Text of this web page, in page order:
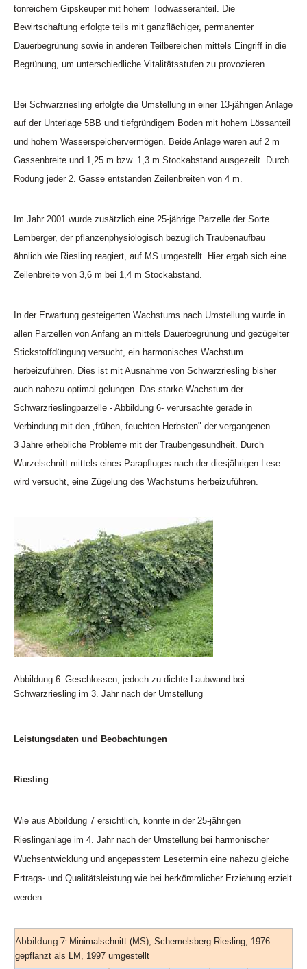
tonreichem Gipskeuper mit hohem Todwasseranteil. Die
Bewirtschaftung erfolgte teils mit ganzflächiger, permanenter
Dauerbegrünung sowie in anderen Teilbereichen mittels Eingriff in die
Begrünung, um unterschiedliche Vitalitätsstufen zu provozieren.
Bei Schwarzriesling erfolgte die Umstellung in einer 13-jährigen Anlage
auf der Unterlage 5BB und tiefgründigem Boden mit hohem Lössanteil
und hohem Wasserspeichervermögen. Beide Anlage waren auf 2 m
Gassenbreite und 1,25 m bzw. 1,3 m Stockabstand ausgezeilt. Durch
Rodung jeder 2. Gasse entstanden Zeilenbreiten von 4 m.
Im Jahr 2001 wurde zusätzlich eine 25-jährige Parzelle der Sorte
Lemberger, der pflanzenphysiologisch bezüglich Traubenaufbau
ähnlich wie Riesling reagiert, auf MS umgestellt. Hier ergab sich eine
Zeilenbreite von 3,6 m bei 1,4 m Stockabstand.
In der Erwartung gesteigerten Wachstums nach Umstellung wurde in
allen Parzellen von Anfang an mittels Dauerbegrünung und gezügelter
Stickstoffdüngung versucht, ein harmonisches Wachstum
herbeizuführen. Dies ist mit Ausnahme von Schwarzriesling bisher
auch nahezu optimal gelungen. Das starke Wachstum der
Schwarzrieslingparzelle - Abbildung 6- verursachte gerade in
Verbindung mit den „frühen, feuchten Herbsten" der vergangenen
3 Jahre erhebliche Probleme mit der Traubengesundheit. Durch
Wurzelschnitt mittels eines Parapfluges nach der diesjährigen Lese
wird versucht, eine Zügelung des Wachstums herbeizuführen.
Abbildung 6: Geschlossen, jedoch zu dichte Laubwand bei
Schwarzriesling im 3. Jahr nach der Umstellung
Leistungsdaten und Beobachtungen
Riesling
Wie aus Abbildung 7 ersichtlich, konnte in der 25-jährigen
Rieslinganlage im 4. Jahr nach der Umstellung bei harmonischer
Wuchsentwicklung und angepasstem Lesetermin eine nahezu gleiche
Ertrags- und Qualitätsleistung wie bei herkömmlicher Erziehung erzielt
werden.
Abbildung 7: Minimalschnitt (MS), Schemelsberg Riesling, 1976
gepflanzt als LM, 1997 umgestellt